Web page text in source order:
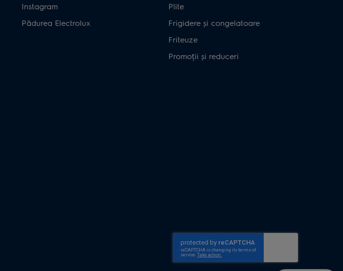
Instagram
Pădurea Electrolux
Plite
Frigidere și congelatoare
Friteuze
Promoții și reduceri